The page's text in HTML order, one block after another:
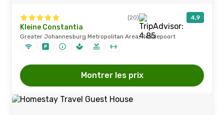
(20) 4,9
Kleine Constantia
Greater Johannesburg Metropolitan Area, Roodepoort
Montrer les prix